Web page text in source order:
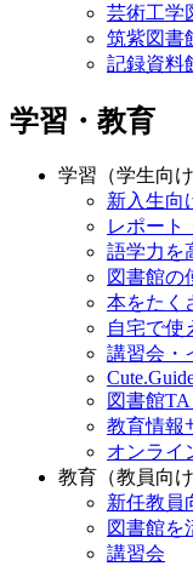
芸術工学
筑紫図書
記録資料
学習・教育
学習（学生向け
新入生向
レポート
語学力を
図書館の
本をたく
自宅で使
講習会・
図書館TA
教育情報
オンライ
教育（教員向け
新任教員
図書館を
講習会